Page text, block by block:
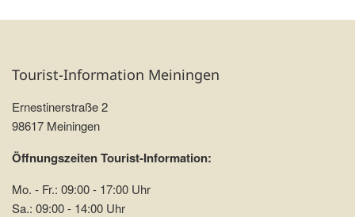
Tourist-Information Meiningen
Ernestinerstraße 2
98617 Meiningen
Öffnungszeiten Tourist-Information:
Mo. - Fr.: 09:00 - 17:00 Uhr
Sa.: 09:00 - 14:00 Uhr